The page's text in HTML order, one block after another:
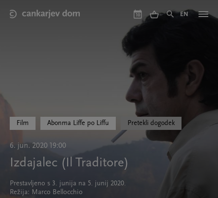
main
10 EN
Film Abonma Liffe po Liffu Pretekli dogodek
6. jun. 2020 19:00
Izdajalec (Il Traditore)
Prestavljeno s 3. junija na 5. junij 2020.
Režija: Marco Bellocchio